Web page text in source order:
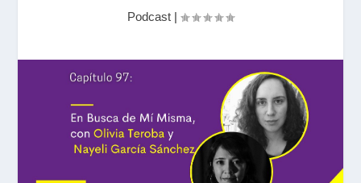
Podcast |